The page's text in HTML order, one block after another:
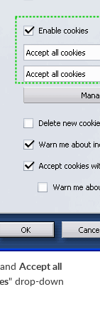
Accept all
" drop-down